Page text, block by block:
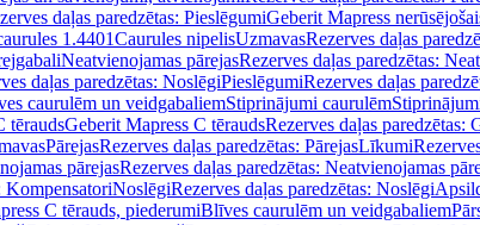
daļas paredzētas: PieslēgumiGeberit Mapress
1.4401Caurules nipelisUzmavasRezerves daļas
Neatvienojamas pārejasRezerves daļas paredzētas:
daļas paredzētas: NoslēgiPieslēgumiRezerves daļas
caurulēm un veidgabaliemStiprinājumi caurulēm
tēraudsGeberit Mapress C tēraudsRezerves daļas paredzētas:
PārejasRezerves daļas paredzētas: PārejasLīkumi
pārejasRezerves daļas paredzētas: Neatvienojamas
KompensatoriNoslēgiRezerves daļas paredzētas: Noslēgi
C tērauds, piederumiBlīves caurulēm un veidgabaliem